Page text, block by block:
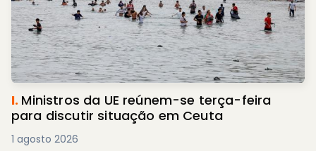
I. Ministros da UE reúnem-se terça-feira
para discutir situação em Ceuta
1 agosto 2026